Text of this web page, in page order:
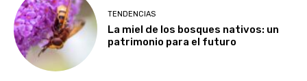
TENDENCIAS
La miel de los bosques nativos: un
patrimonio para el futuro